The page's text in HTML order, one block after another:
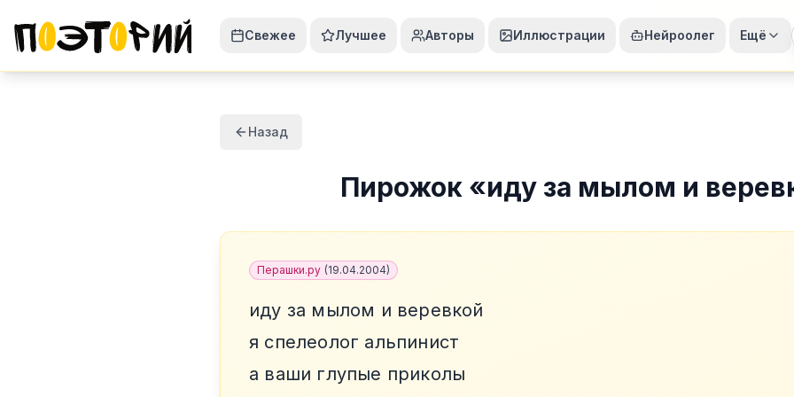
Свежее Лучшее Авторы Иллюстрации Нейроолег Ещё
Назад
Пирожок«иду за мылом и
Перашки.ру (19.04.2004)
иду за мылом и веревкой
я спелеолог альпинист
а ваши глупые приколы